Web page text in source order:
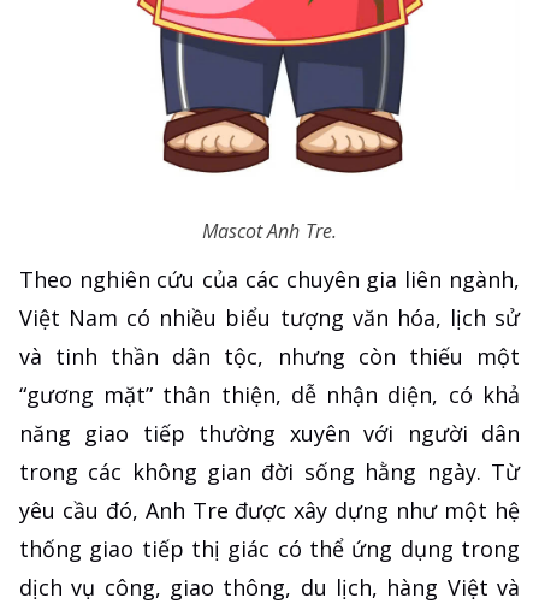
Mascot Anh Tre.
Theo nghiên cứu của các chuyên gia liên ngành,
Việt Nam có nhiều biểu tượng văn hóa, lịch sử
và tinh thần dân tộc, nhưng còn thiếu một
“gương mặt” thân thiện, dễ nhận diện, có khả
năng giao tiếp thường xuyên với người dân
trong các không gian đời sống hằng ngày. Từ
yêu cầu đó, Anh Tre được xây dựng như một hệ
thống giao tiếp thị giác có thể ứng dụng trong
dịch vụ công, giao thông, du lịch, hàng Việt và